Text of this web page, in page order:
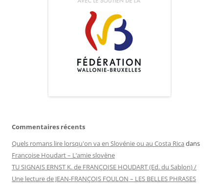
Commentaires récents
Quels romans lire lorsqu'on va en Slovénie ou au Costa Rica dans
Françoise Houdart – L’amie slovène
TU SIGNAIS ERNST K. de FRANÇOISE HOUDART (Ed. du Sablon) /
Une lecture de JEAN-FRANÇOIS FOULON – LES BELLES PHRASES